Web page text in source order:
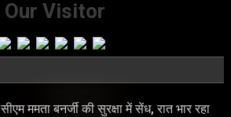
Our Visitor
सीएम ममता बनर्जी की सुरक्षा में सेंध, रात भार रहा